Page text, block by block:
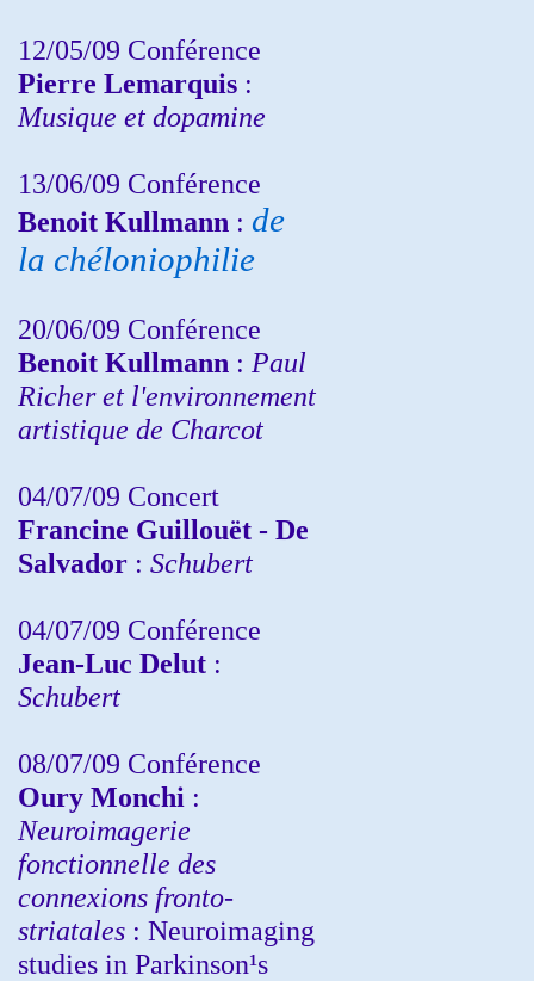
12/05/09 Conférence
Pierre Lemarquis :
Musique et dopamine
13/06/09 Conférence
Benoit Kullmann : de
la chéloniophilie
20/06/09 Conférence
Benoit Kullmann : Paul
Richer et l'environnement
artistique de Charcot
04/07/09 Concert
Francine Guillouët - De
Salvador : Schubert
04/07/09 Conférence
Jean-Luc Delut :
Schubert
08/07/09 Conférence
Oury Monchi :
Neuroimagerie
fonctionnelle des
connexions fronto-
striatales : Neuroimaging
studies in Parkinson¹s